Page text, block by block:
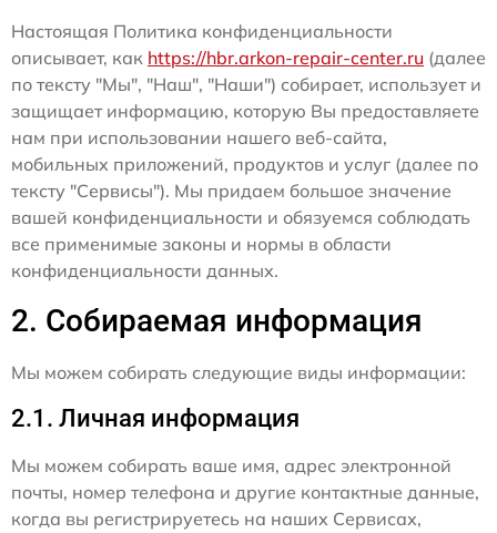
Настоящая Политика конфиденциальности
описывает, как https://hbr.arkon-repair-center.ru (далее
по тексту "Мы", "Наш", "Наши") собирает, использует и
защищает информацию, которую Вы предоставляете
нам при использовании нашего веб-сайта,
мобильных приложений, продуктов и услуг (далее по
тексту "Сервисы"). Мы придаем большое значение
вашей конфиденциальности и обязуемся соблюдать
все применимые законы и нормы в области
конфиденциальности данных.
2. Собираемая информация
Мы можем собирать следующие виды информации:
2.1. Личная информация
Мы можем собирать ваше имя, адрес электронной
почты, номер телефона и другие контактные данные,
когда вы регистрируетесь на наших Сервисах,